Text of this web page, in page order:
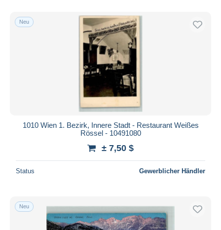
Kostenloser Versand
Banküberweisung
Mastercard
Bancontact
Gesamte Auswahl aufheben
Wohnsitz des Verkäufers
Neu
1010 Wien 1. Bezirk, Innere Stadt - Restaurant Weißes
Rössel - 10491080
± 7,50 $
Status Gewerblicher Händler
Neu